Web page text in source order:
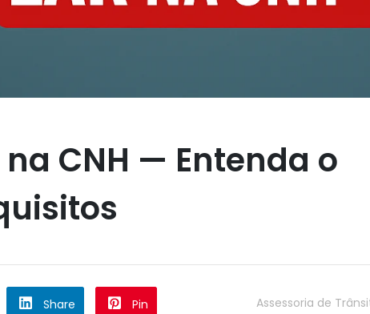
CNH — Entenda o
Share Pin Assessoria de